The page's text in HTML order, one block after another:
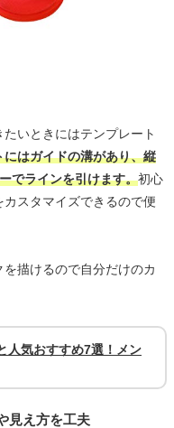
いときにはテンプレート
にはガイドの溝があり、縦
でラインを引けます。初心
スタマイズできるので便
描けるので自分だけのカ
人気おすすめ7選！メン
見え方を工夫